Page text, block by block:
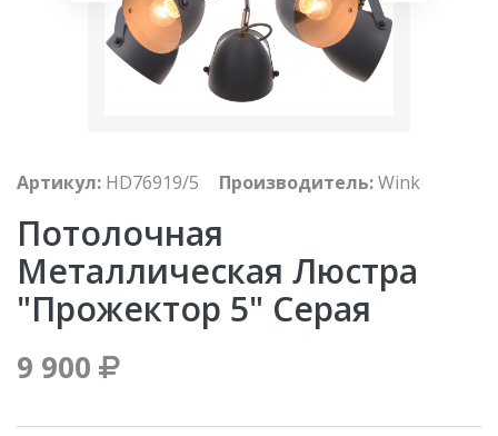
Артикул: HD76919/5 Производитель:Wink
Потолочная
Металлическая Люстра
"Прожектор 5" Серая
9 900